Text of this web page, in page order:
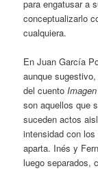
para engatusar a
conceptualizarlo
cualquiera.
En Juan García
aunque
del cuento
son aquellos que
suceden actos
intensidad con
aparta. Inés y
luego separados,